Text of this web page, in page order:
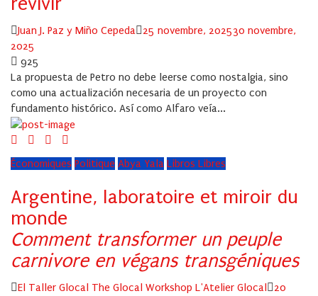
Author
Juan J. Paz y Miño Cepeda
Posted
25 novembre, 202530 novembre,
2025
925
La propuesta de Petro no debe leerse como nostalgia, sino
como una actualización necesaria de un proyecto con
fundamento histórico. Así como Alfaro veía...
Économiques Politique Abya Yala Libros Libres
Argentine, laboratoire et miroir du
monde
Comment transformer un peuple
carnivore en végans transgéniques
Author
El Taller Glocal The Glocal Workshop L'Atelier Glocal
Posted
20